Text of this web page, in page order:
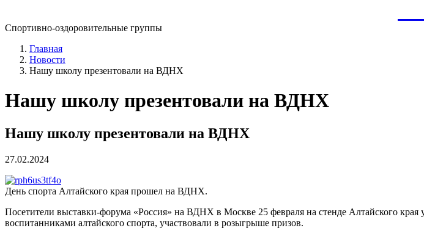
Спортивно-оздоровительные группы
Главная
Новости
Нашу школу презентовали на ВДНХ
Нашу школу презентовали на ВДНХ
Нашу школу презентовали на ВДНХ
27.02.2024
День спорта Алтайского края прошел на ВДНХ.
Посетители выставки-форума «Россия» на ВДНХ в Москве 25 февраля на стенде Алтайского
воспитанниками алтайского спорта, участвовали в розыгрыше призов.